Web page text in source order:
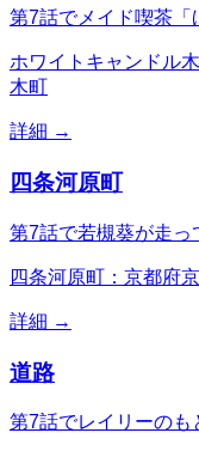
第7話でメイド喫茶「
ホワイトキャンドル
木町
詳細 →
四条河原町
第7話で若槻葵が走っ
四条河原町：京都府
詳細 →
道路
第7話でレイリーのも